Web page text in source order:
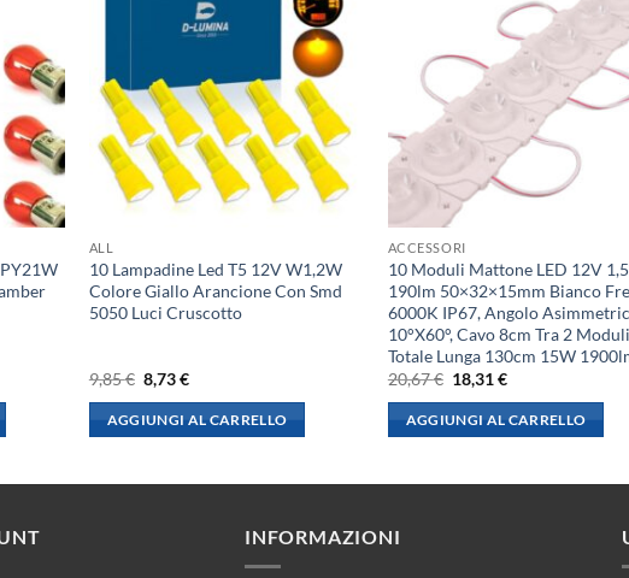
ALL
10 Lampadine Led T5 12V W1,2W
Colore Giallo Arancione Con Smd
5050 Luci Cruscotto
9,85€ Il
prezzo
originale
era:
8,73€Il
attuale
è:
AGGIUNGI AL CARRELLO
ACCESSORI
10 Moduli Mattone LED 12V
190lm 50×32×15mm Bianco
6000K IP67, Angolo
10°X60°, Cavo 8cm Tra 2
Totale Lunga 130cm 15W
20,67€ Il
prezzo
originale
era:
18,31€Il
attuale
è:
AGGIUNGI AL CARRELLO
INFORMAZIONI